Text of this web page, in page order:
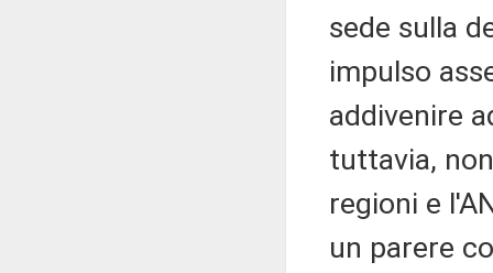
sede sulla
impulso
addivenire
tuttavia,
regioni e
un parere